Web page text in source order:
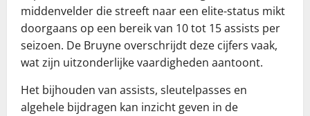
middenvelder die streeft naar een elite-status mikt
doorgaans op een bereik van 10 tot 15 assists per
seizoen. De Bruyne overschrijdt deze cijfers vaak,
wat zijn uitzonderlijke vaardigheden aantoont.
Het bijhouden van assists, sleutelpasses en
algehele bijdragen kan inzicht geven in de